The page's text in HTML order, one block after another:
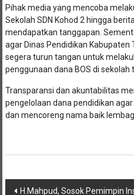
Pihak media yang mencoba
Sekolah SDN Kohod 2 hingga
mendapatkan tanggapan.
agar Dinas Pendidikan Kabupaten
segera turun tangan untuk
penggunaan dana BOS di sekolah
Transparansi dan akuntabilitas
pengelolaan dana pendidikan
dan mencoreng nama baik
Navigasi
H.Mahpud, Sosok Pemimpin